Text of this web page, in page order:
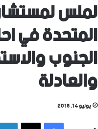
لملس
المتحدة في
الجنوب
والعادلة
يوليو 14, 2018
فيسبوك
‫X